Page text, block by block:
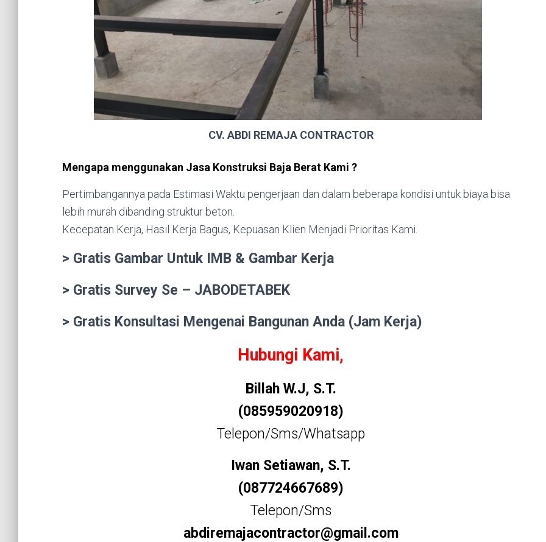
CV. ABDI REMAJA CONTRACTOR
Mengapa menggunakan Jasa Konstruksi Baja Berat Kami ?
Pertimbangannya pada Estimasi Waktu pengerjaan dan dalam beberapa kondisi untuk biaya bisa
lebih murah dibanding struktur beton.
Kecepatan Kerja, Hasil Kerja Bagus, Kepuasan Klien Menjadi Prioritas Kami.
> Gratis Gambar Untuk IMB & Gambar Kerja
> Gratis Survey Se – JABODETABEK
> Gratis Konsultasi Mengenai Bangunan Anda (Jam Kerja)
Hubungi Kami,
Billah W.J, S.T.
(085959020918)
Telepon/Sms/Whatsapp
Iwan Setiawan, S.T.
(087724667689)
Telepon/Sms
abdiremajacontractor@gmail.com